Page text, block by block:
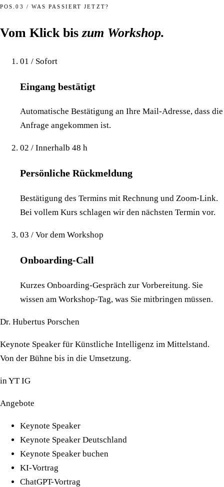
POS.03 / WAS PASSIERT JETZT?
Vom Klick biszum Workshop.
01 / Sofort
Eingang bestätigt
Automatische Bestätigung an Ihre Mail-Adresse, dass die
Anfrage angekommen ist.
02 / Innerhalb 48 h
Persönliche Rückmeldung
Bestätigung des Termins mit Rechnung und Zoom-Link.
Bei vollem Kurs schlagen wir den nächsten Termin vor.
03 / Vor dem Workshop
Onboarding-Call
Kurzes Onboarding-Gespräch zur Vorbereitung. Sie
wissen am Workshop-Tag, was Sie mitbringen müssen.
Dr. Hubertus Porschen
Keynote Speaker für Künstliche Intelligenz im Mittelstand.
Von der Bühne bis in die Umsetzung.
inYT IG
Angebote
Keynote Speaker
Keynote Speaker Deutschland
Keynote Speaker buchen
KI-Vortrag
ChatGPT-Vortrag